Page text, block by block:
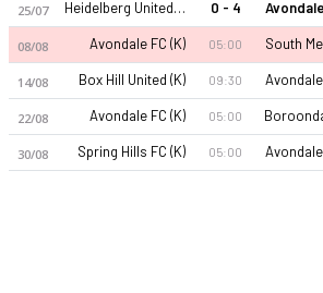
25/07 Heidelberg United (K) 0 - 4
08/08 Avondale FC (K) 05:00
14/08 Box Hill United (K) 09:30 Avondale
22/08 Avondale FC (K) 05:00
30/08 Spring Hills FC (K) 05:00 Avondale